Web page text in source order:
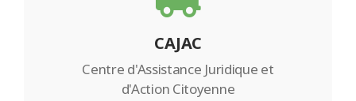
CAJAC
Centre d'Assistance Juridique et
d'Action Citoyenne